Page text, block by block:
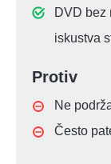
DVD bez
iskustva
Protiv
Ne
Često